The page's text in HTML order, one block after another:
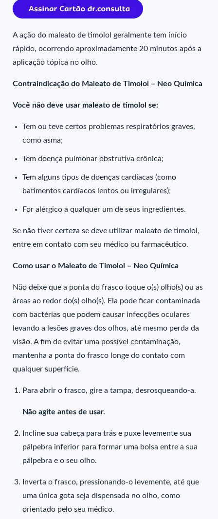
A ação do maleato de timolol geralmente tem início
rápido, ocorrendo aproximadamente 20 minutos após a
aplicação tópica no olho.
Contraindicação do Maleato de Timolol – Neo Química
Você não deve usar maleato de timolol se:
Tem ou teve certos problemas respiratórios graves,
como asma;
Tem doença pulmonar obstrutiva crônica;
Tem alguns tipos de doenças cardíacas (como
batimentos cardíacos lentos ou irregulares);
For alérgico a qualquer um de seus ingredientes.
Se não tiver certeza se deve utilizar maleato de timolol,
entre em contato com seu médico ou farmacêutico.
Como usar o Maleato de Timolol – Neo Química
Não deixe que a ponta do frasco toque o(s) olho(s) ou as
áreas ao redor do(s) olho(s). Ela pode ficar contaminada
com bactérias que podem causar infecções oculares
levando a lesões graves dos olhos, até mesmo perda da
visão. A fim de evitar uma possível contaminação,
mantenha a ponta do frasco longe do contato com
qualquer superfície.
Para abrir o frasco, gire a tampa, desrosqueando-a.
Não agite antes de usar.
Incline sua cabeça para trás e puxe levemente sua
pálpebra inferior para formar uma bolsa entre a sua
pálpebra e o seu olho.
Inverta o frasco, pressionando-o levemente, até que
uma única gota seja dispensada no olho, como
orientado pelo seu médico.